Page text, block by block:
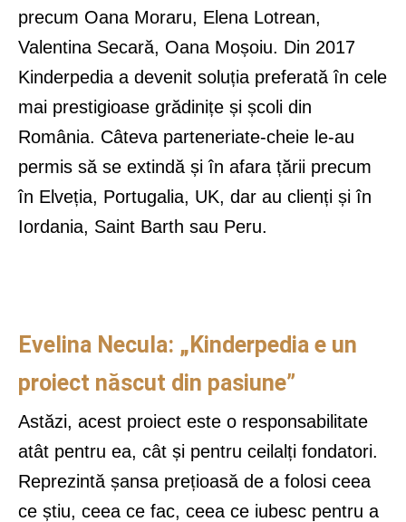
precum Oana Moraru, Elena Lotrean,
Valentina Secară, Oana Moșoiu. Din 2017
Kinderpedia a devenit soluția preferată în cele
mai prestigioase grădinițe și școli din
România. Câteva parteneriate-cheie le-au
permis să se extindă și în afara țării precum
în Elveția, Portugalia, UK, dar au clienți și în
Iordania, Saint Barth sau Peru.
Evelina Necula: „Kinderpedia e un
proiect născut din pasiune”
Astăzi, acest proiect este o responsabilitate
atât pentru ea, cât și pentru ceilalți fondatori.
Reprezintă șansa prețioasă de a folosi ceea
ce știu, ceea ce fac, ceea ce iubesc pentru a